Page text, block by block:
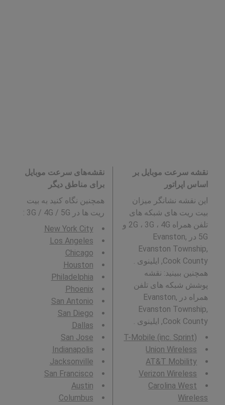
نقشه سرعت موبایل بر
اساس اپراتور
این نقشه نشانگر میزان
بیت ریت های شبکه های
تلفن همراه 2G ، 3G ، 4G و
5G در Evanston,
Evanston Township,
Cook County, ایلینوی .
همچنین ببینید: نقشه
پوشش شبکه های تلفن
همراه در Evanston,
Evanston Township,
Cook County, ایلینوی .
T-Mobile (inc. Sprint)
Union Wireless
AT&T Mobility
Verizon Wireless
Carolina West
Wireless
نقشه‌های سرعت موبایل
برای مناطق دیگر
همچنین نگاه کنید به بیت
ریت ها در 3G / 4G / 5G
:
New York City
Los Angeles
Chicago
Houston
Philadelphia
Phoenix
San Antonio
San Diego
Dallas
San Jose
Indianapolis
Jacksonville
San Francisco
Austin
Columbus